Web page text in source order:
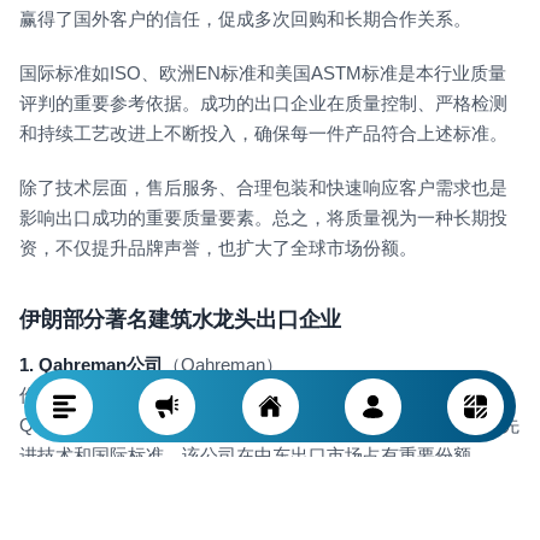
赢得了国外客户的信任，促成多次回购和长期合作关系。
国际标准如ISO、欧洲EN标准和美国ASTM标准是本行业质量
评判的重要参考依据。成功的出口企业在质量控制、严格检测
和持续工艺改进上不断投入，确保每一件产品符合上述标准。
除了技术层面，售后服务、合理包装和快速响应客户需求也是
影响出口成功的重要质量要素。总之，将质量视为一种长期投
资，不仅提升品牌声誉，也扩大了全球市场份额。
伊朗部分著名建筑水龙头出口企业
1. Qahreman公司（Qahreman）
作为伊朗建筑水龙头行业历史最悠久、最知名的品牌之一，
Qahreman拥有数十年经验，产品种类丰富且质量上乘。凭借先
进技术和国际标准，该公司在中东出口市场占有重要份额。